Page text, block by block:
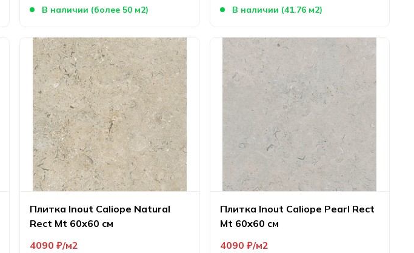
В наличии (более 50 м2) В наличии (41.76 м2)
Плитка Inout Caliope Natural
Rect Mt 60х60 см
4090₽ м2
Плитка Inout Caliope Pearl Rect
Mt 60х60 см
4090 ₽ м2